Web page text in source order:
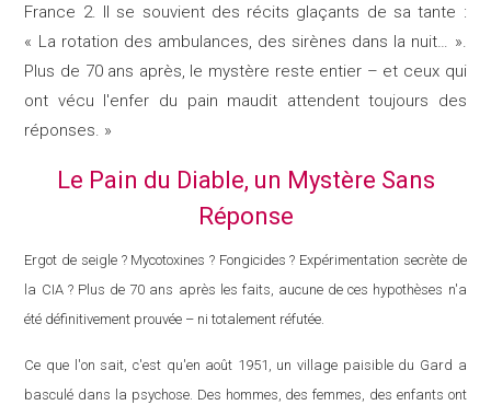
France 2. Il se souvient des récits glaçants de sa tante :
« La rotation des ambulances, des sirènes dans la nuit… ».
Plus de 70 ans après, le mystère reste entier – et ceux qui
ont vécu l'enfer du pain maudit attendent toujours des
réponses. »
Le Pain du Diable, un Mystère Sans
Réponse
Ergot de seigle ? Mycotoxines ? Fongicides ? Expérimentation secrète de
la CIA ? Plus de 70 ans après les faits, aucune de ces hypothèses n'a
été définitivement prouvée – ni totalement réfutée.
Ce que l'on sait, c'est qu'en août 1951, un village paisible du Gard a
basculé dans la psychose. Des hommes, des femmes, des enfants ont